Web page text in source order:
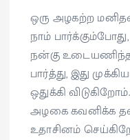
ஒரு அழகற்ற
நாம்
நன்கு உடையணிந்த
பார்த்து, இது
ஒதுக்கி
அழகை கவனிக்க
உதாசினம்